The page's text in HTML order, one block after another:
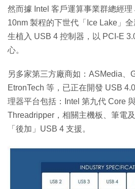
然而據 Intel 客戶運算事業群總經理
10nm 製程的下世代「Ice Lake」
生植入 USB 4 控制器，以 PCI-E
心。
另多家第三方廠商如：ASMedia、
EtronTech 等，已正在開發 USB
理器平台包括：Intel 第九代 Core
Threadripper，相關主機板、筆電
「後加」USB 4 支援。